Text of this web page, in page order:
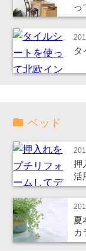
っ
タ
ベッド
押
活
夏
カ